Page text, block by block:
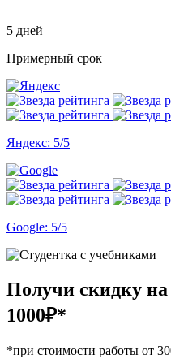
5 дней
Примерный срок
Яндекс: 5/5
Google: 5/5
Получи скидку
1000₽*
*при стоимости работы от